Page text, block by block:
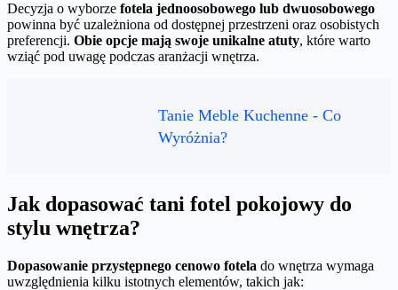
Decyzja o wyborze fotela jednoosobowego lub dwuosobowego
powinna być uzależniona od dostępnej przestrzeni oraz osobistych
preferencji. Obie opcje mają swoje unikalne atuty, które warto
wziąć pod uwagę podczas aranżacji wnętrza.
Tanie Meble Kuchenne - Co
Wyróżnia?
Jak dopasować tani fotel pokojowy do
stylu wnętrza?
Dopasowanie przystępnego cenowo fotela do wnętrza wymaga
uwzględnienia kilku istotnych elementów, takich jak: